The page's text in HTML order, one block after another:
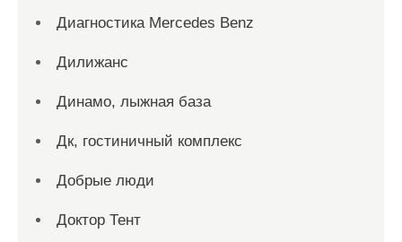
Диагностика Mercedes Benz
Дилижанс
Динамо, лыжная база
Дк, гостиничный комплекс
Добрые люди
Доктор Тент